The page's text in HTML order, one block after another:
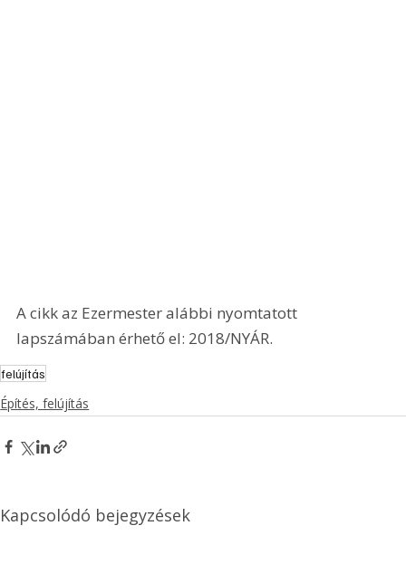
A cikk az Ezermester alábbi nyomtatott
lapszámában érhető el: 2018/NYÁR.
felújítás
Építés, felújítás
Kapcsolódó bejegyzések